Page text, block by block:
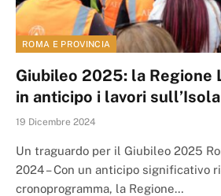
ROMA E PROVINCIA
Giubileo 2025: la Regione
in anticipo i lavori
19 Dicembre 2024
Un traguardo per il Giubileo 2025
2024 – Con un anticipo significativo
cronoprogramma, la Regione…